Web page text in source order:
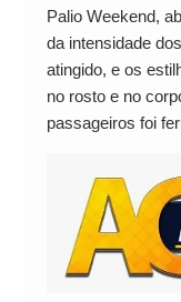
Palio Weekend,
da intensidade
atingido, e os
no rosto e no
passageiros foi